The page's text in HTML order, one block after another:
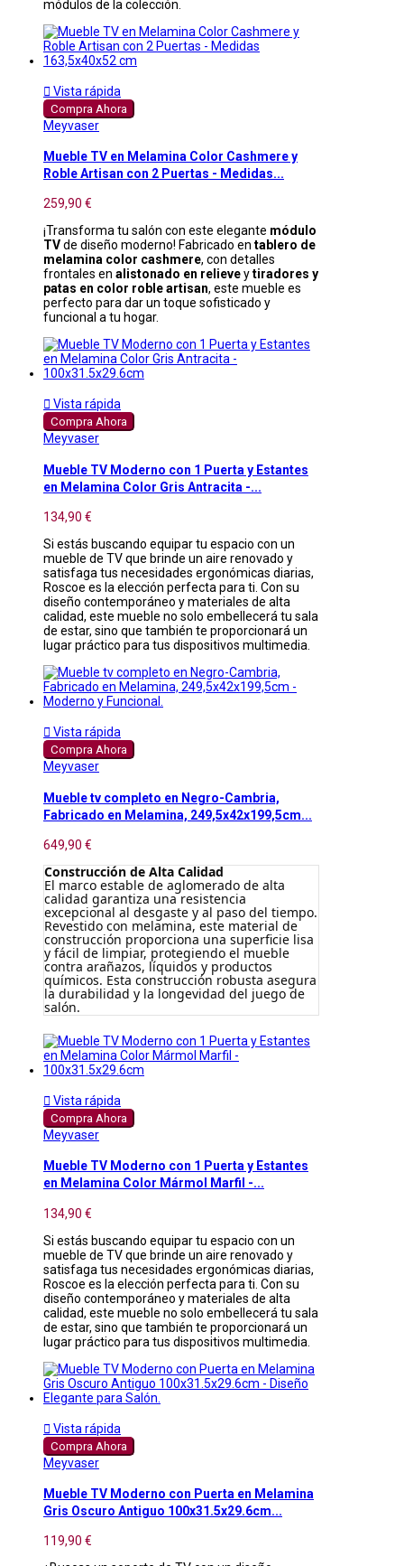
módulos de la colección.
 Vista rápida
Compra Ahora
Meyvaser
Mueble TV en Melamina Color Cashmere y
Roble Artisan con 2 Puertas - Medidas...
259,90 €
¡Transforma tu salón con este elegante módulo
TVde diseño moderno! Fabricado en tablero de
melamina color cashmere, con detalles
frontales en alistonado en relieveytiradores y
patas en color roble artisan, este mueble es
perfecto para dar un toque sofisticado y
funcional a tu hogar.
 Vista rápida
Compra Ahora
Meyvaser
Mueble TV Moderno con 1 Puerta y Estantes
en Melamina Color Gris Antracita -...
134,90 €
Si estás buscando equipar tu espacio con un
mueble de TV que brinde un aire renovado y
satisfaga tus necesidades ergonómicas diarias,
Roscoe es la elección perfecta para ti. Con su
diseño contemporáneo y materiales de alta
calidad, este mueble no solo embellecerá tu sala
de estar, sino que también te proporcionará un
lugar práctico para tus dispositivos multimedia.
 Vista rápida
Compra Ahora
Meyvaser
Mueble tv completo en Negro-Cambria,
Fabricado en Melamina, 249,5x42x199,5cm...
649,90 €
Construcción de Alta Calidad
El marco estable de aglomerado de alta
calidad garantiza una resistencia
excepcional al desgaste y al paso del tiempo.
Revestido con melamina, este material de
construcción proporciona una superficie lisa
y fácil de limpiar, protegiendo el mueble
contra arañazos, líquidos y productos
químicos. Esta construcción robusta asegura
la durabilidad y la longevidad del juego de
salón.
 Vista rápida
Compra Ahora
Meyvaser
Mueble TV Moderno con 1 Puerta y Estantes
en Melamina Color Mármol Marfil -...
134,90 €
Si estás buscando equipar tu espacio con un
mueble de TV que brinde un aire renovado y
satisfaga tus necesidades ergonómicas diarias,
Roscoe es la elección perfecta para ti. Con su
diseño contemporáneo y materiales de alta
calidad, este mueble no solo embellecerá tu sala
de estar, sino que también te proporcionará un
lugar práctico para tus dispositivos multimedia.
 Vista rápida
Compra Ahora
Meyvaser
Mueble TV Moderno con Puerta en Melamina
Gris Oscuro Antiguo 100x31.5x29.6cm...
119,90 €